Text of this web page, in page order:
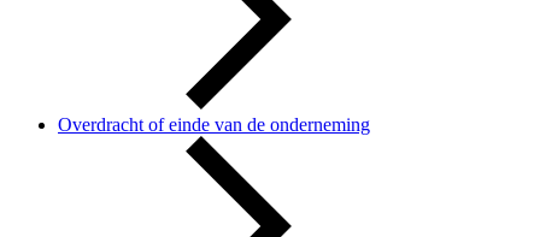
Overdracht of einde van de onderneming